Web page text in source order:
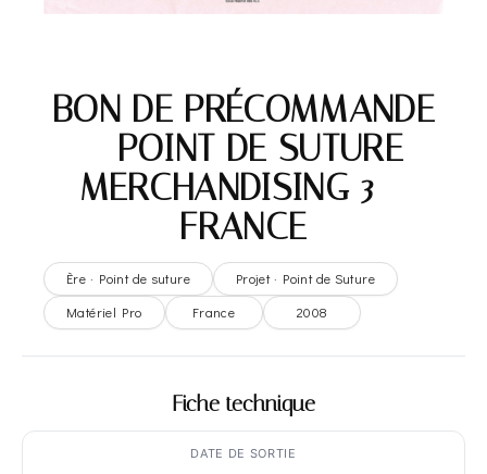
BON DE PRÉCOMMANDE
– POINT DE SUTURE
MERCHANDISING 3 –
FRANCE
Ère · Point de suture
Projet · Point de Suture
Matériel Pro
France 2008
Fiche technique
DATE DE SORTIE